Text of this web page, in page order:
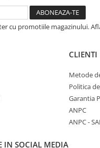
cu promotiile magazinului.
CLIENTI
Metode
Politica
Garantia
ANPC
ANPC -
IN SOCIAL MEDIA